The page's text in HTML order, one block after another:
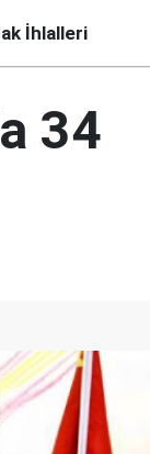
İhlalleri
34